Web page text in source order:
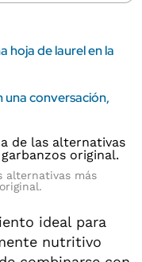
hoja de laurel en la
una conversación,
alternativas más
ideal para
nutritivo